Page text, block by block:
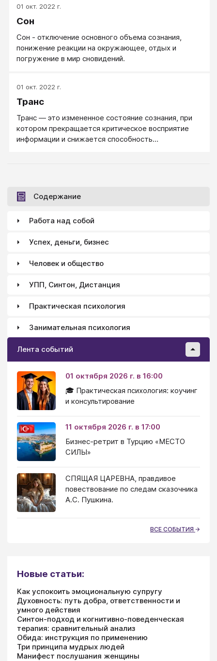
01 окт. 2022 г.
Сон
Сон - отключение основного объема сознания,
понижение реакции на окружающее, отдых и
погружение в мир сновидений.
01 окт. 2022 г.
Транс
Транс — это измененное состояние сознания, при
котором прекращается критическое восприятие
информации и снижается способность
Содержание
Работа над собой
Успех, деньги, бизнес
Человек и общество
УПП, Синтон, Дистанция
Практическая психология
Занимательная психология
Лента событий
01 октября 2026 г. в 16:00
🎓 Практическая психология: коучинг
и консультирование
11 октября 2026 г. в 17:00
Бизнес-ретрит в Турцию «МЕСТО
СИЛЫ»
СПЯЩАЯ ЦАРЕВНА, правдивое
повествование по следам сказочника
А.С. Пушкина.
ВСЕ СОБЫТИЯ
Новые статьи:
Как успокоить эмоциональную супругу
Духовность: путь добра, ответственности и
умного действия
Синтон-подход и когнитивно-поведенческая
терапия: сравнительный анализ
Обида: инструкция по применению
Три принципа мудрых людей
Манифест послушания женщины